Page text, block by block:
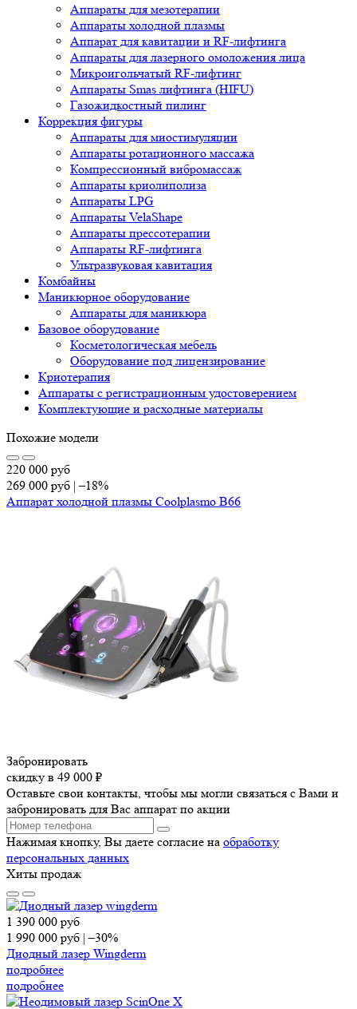
Аппараты для мезотерапии
Аппараты холодной плазмы
Аппарат для кавитации и RF-лифтинга
Аппараты для лазерного омоложения лица
Микроигольчатый RF-лифтинг
Аппараты Smas лифтинга (HIFU)
Газожидкостный пилинг
Коррекция фигуры
Аппараты для миостимуляции
Аппараты ротационного массажа
Компрессионный вибромассаж
Аппараты криолиполиза
Аппараты LPG
Аппараты VelaShape
Аппараты прессотерапии
Аппараты RF-лифтинга
Ультразвуковая кавитация
Комбайны
Маникюрное оборудование
Аппараты для маникюра
Базовое оборудование
Косметологическая мебель
Оборудование под лицензирование
Криотерапия
Аппараты c регистрационным удостоверением
Комплектующие и расходные материалы
Похожие модели
220 000 руб
269 000 руб |–18%
Аппарат холодной плазмы Coolplasmo B66
Забронировать
скидку в 49 000 ₽
Оставьте свои контакты, чтобы мы могли связаться с Вами и
забронировать для Вас аппарат по акции
Нажимая кнопку, Вы даете согласие на обработку
персональных данных
Хиты продаж
1 390 000 руб
1 990 000 руб |–30%
Диодный лазер Wingderm
подробнее
подробнее